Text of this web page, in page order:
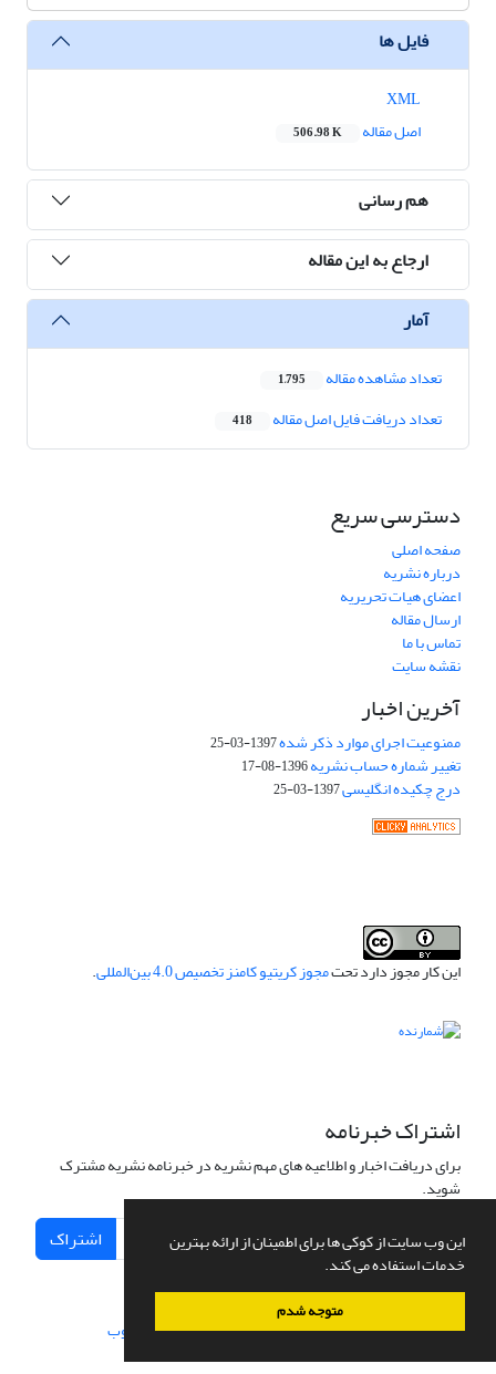
این وب سایت از کوکی ها برای اطمینان از ارائه بهترین
خدمات استفاده می کند.
متوجه شدم
فایل ها
اصل مقاله
506.98 K
هم رسانی
ارجاع به این مقاله
آمار
تعداد مشاهده مقاله 1,795
تعداد دریافت فایل اصل مقاله 418
دسترسی سریع
صفحه اصلی
درباره نشریه
اعضای هیات تحریریه
ارسال مقاله
تماس با ما
نقشه سایت
آخرین اخبار
ممنوعیت اجرای موارد ذکر شده1397-03-25
تغییر شماره حساب نشریه1396-08-17
درج چکیده انگلیسی1397-03-25
این کار مجوز دارد تحتمجوز کریتیو کامنز تخصیص 4.0 بین‌المللی .
اشتراک خبرنامه
برای دریافت اخبار و اطلاعیه های مهم نشریه در خبرنامه نشریه مشترک
شوید.
اشتراک
سامانه مدیریت نشریات علمی.طراحی و پیاده سازی از سیناوب